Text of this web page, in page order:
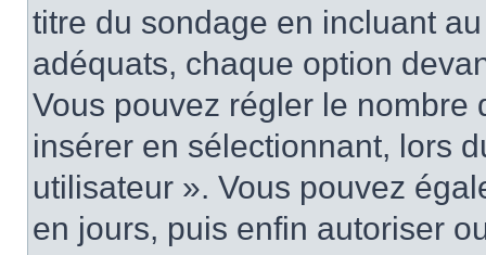
titre du sondage en incluant
adéquats, chaque option
Vous pouvez régler le nombre
insérer en sélectionnant, lors
utilisateur ». Vous pouvez
en jours, puis enfin autoriser